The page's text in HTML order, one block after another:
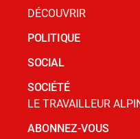
DÉCOUVRIR
POLITIQUE
SOCIAL
SOCIÉTÉ
LE TRAVAILLEUR
ABONNEZ-VOUS